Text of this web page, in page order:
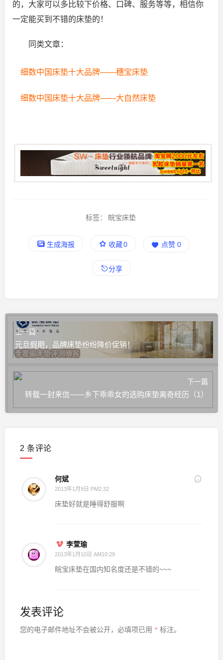
的，大家可以多比较下价格、口碑、服务等等，相信你
一定能买到不错的床垫的！
同类文章：
细数中国床垫十大品牌——穗宝床垫
细数中国床垫十大品牌——大自然床垫
标签： 皖宝床垫
生成海报 收藏0 点赞 0
分享
上一篇
元旦假期，品牌床垫纷纷降价促销！
下一篇
转载一封来信——乡下乖乖女的选购床垫离奇经历（1）
2 条评论
何斌
2013年1月9日 PM2:32
床垫好就是睡得舒服啊
李萱瑜
2013年1月10日 AM10:29
皖宝床垫在国内知名度还是不错的~~~
发表评论
您的电子邮件地址不会被公开， 必填项已用 * 标注。